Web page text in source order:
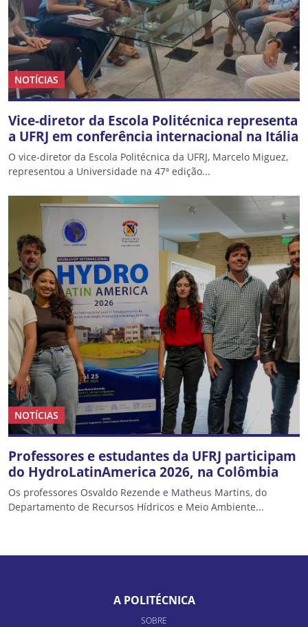
NOTÍCIAS
Vice-diretor da Escola Politécnica representa
a UFRJ em conferência internacional na Itália
O vice-diretor da Escola Politécnica da UFRJ, Marcelo Miguez,
representou a Universidade na 47ª edição...
NOTÍCIAS
Professores e estudantes da UFRJ participam
do HydroLatinAmerica 2026, na Colômbia
Os professores Osvaldo Rezende e Matheus Martins, do
Departamento de Recursos Hídricos e Meio Ambiente...
A POLITÉCNICA
SOBRE